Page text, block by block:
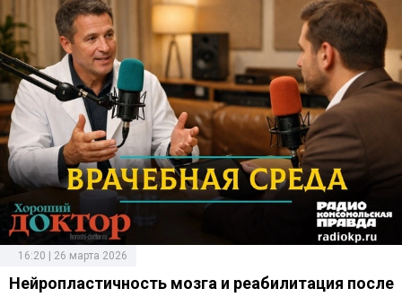
16:20 | 26 марта 2026
Нейропластичность мозга и реабилитация после